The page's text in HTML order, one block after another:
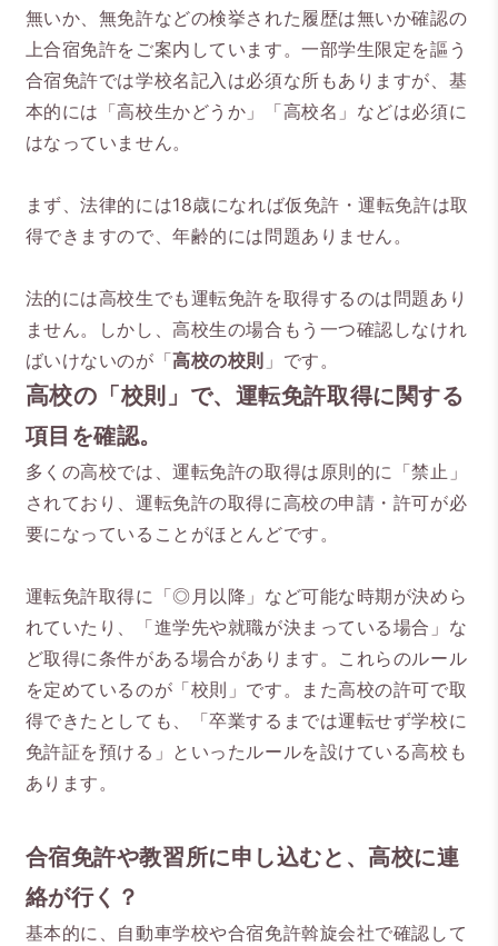
無いか、無免許などの検挙された履歴は無いか確認の
上合宿免許をご案内しています。一部学生限定を謳う
合宿免許では学校名記入は必須な所もありますが、基
本的には「高校生かどうか」「高校名」などは必須に
はなっていません。
まず、法律的には18歳になれば仮免許・運転免許は取
得できますので、年齢的には問題ありません。
法的には高校生でも運転免許を取得するのは問題あり
ません。しかし、高校生の場合もう一つ確認しなけれ
ばいけないのが「高校の校則 」です。
高校の 「校則」で、運転免許取得に関する
項目を確認。
多くの高校では、運転免許の取得は原則的に「禁止」
されており、運転免許の取得に高校の申請・許可が必
要になっていることがほとんどです。
運転免許取得に「◎月以降」など可能な時期が決めら
れていたり、「進学先や就職が決まっている場合」な
ど取得に条件がある場合があります。これらのルール
を定めているのが「校則」です。また高校の許可で取
得できたとしても、「卒業するまでは運転せず学校に
免許証を預ける」といったルールを設けている高校も
あります。
合宿免許や教習所に申し込むと、高校に連
絡が行く？
基本的に、自動車学校や合宿免許斡旋会社で確認して